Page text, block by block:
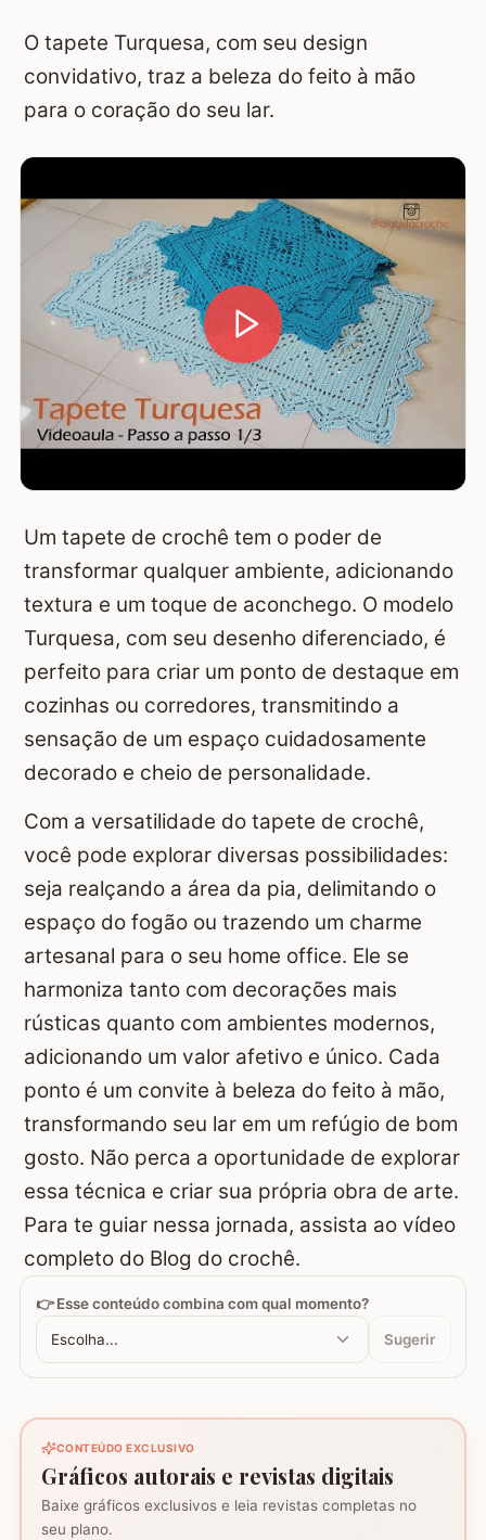
O tapete Turquesa, com seu design
convidativo, traz a beleza do feito à mão
para o coração do seu lar.
Um tapete de crochê tem o poder de
transformar qualquer ambiente, adicionando
textura e um toque de aconchego. O modelo
Turquesa, com seu desenho diferenciado, é
perfeito para criar um ponto de destaque em
cozinhas ou corredores, transmitindo a
sensação de um espaço cuidadosamente
decorado e cheio de personalidade.
Com a versatilidade do tapete de crochê,
você pode explorar diversas possibilidades:
seja realçando a área da pia, delimitando o
espaço do fogão ou trazendo um charme
artesanal para o seu home office. Ele se
harmoniza tanto com decorações mais
rústicas quanto com ambientes modernos,
adicionando um valor afetivo e único. Cada
ponto é um convite à beleza do feito à mão,
transformando seu lar em um refúgio de bom
gosto. Não perca a oportunidade de explorar
essa técnica e criar sua própria obra de arte.
Para te guiar nessa jornada, assista ao vídeo
completo do Blog do crochê.
👉 Esse conteúdo combina com qual momento?
Escolha... Sugerir
CONTEÚDO EXCLUSIVO
Gráficos autorais e revistas digitais
Baixe gráficos exclusivos e leia revistas completas no
seu plano.